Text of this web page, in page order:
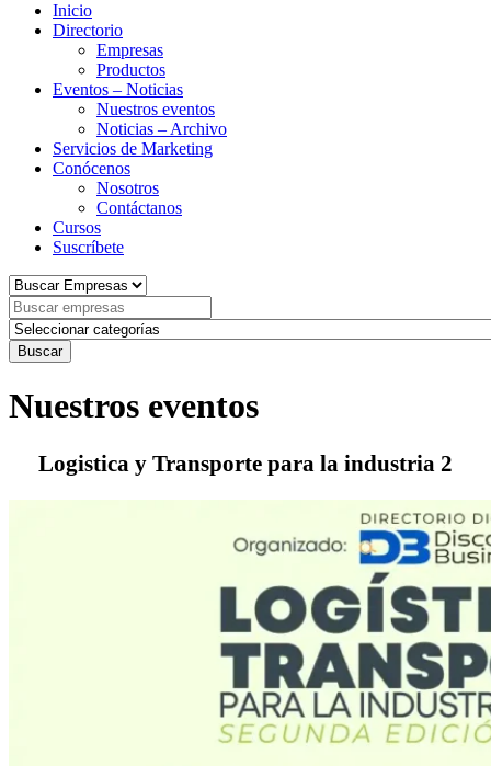
Inicio
Directorio
Empresas
Productos
Eventos – Noticias
Nuestros eventos
Noticias – Archivo
Servicios de Marketing
Conócenos
Nosotros
Contáctanos
Cursos
Suscríbete
Buscar
Nuestros eventos
Logistica y Transporte para la industria 2